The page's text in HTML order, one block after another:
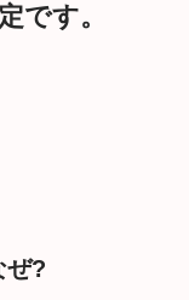
です。
ぜ?